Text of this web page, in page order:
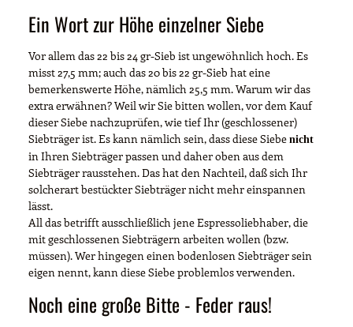
Ein Wort zur Höhe einzelner Siebe
Vor allem das 22 bis 24 gr-Sieb ist ungewöhnlich hoch. Es
misst 27,5 mm; auch das 20 bis 22 gr-Sieb hat eine
bemerkenswerte Höhe, nämlich 25,5 mm. Warum wir das
extra erwähnen? Weil wir Sie bitten wollen, vor dem Kauf
dieser Siebe nachzuprüfen, wie tief Ihr (geschlossener)
Siebträger ist. Es kann nämlich sein, dass diese Siebe nicht
in Ihren Siebträger passen und daher oben aus dem
Siebträger rausstehen. Das hat den Nachteil, daß sich Ihr
solcherart bestückter Siebträger nicht mehr einspannen
lässt.
All das betrifft ausschließlich jene Espressoliebhaber, die
mit geschlossenen Siebträgern arbeiten wollen (bzw.
müssen). Wer hingegen einen bodenlosen Siebträger sein
eigen nennt, kann diese Siebe problemlos verwenden.
Noch eine große Bitte - Feder raus!